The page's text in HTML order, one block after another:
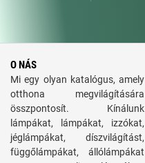
O NÁS
Mi egy olyan katalógus, amely
otthona megvilágítására
összpontosít. Kínálunk
lámpákat, lámpákat, izzókat,
jéglámpákat, díszvilágítást,
függőlámpákat, állólámpákat